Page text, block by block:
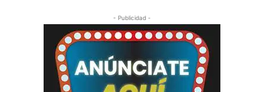
- Publicidad -